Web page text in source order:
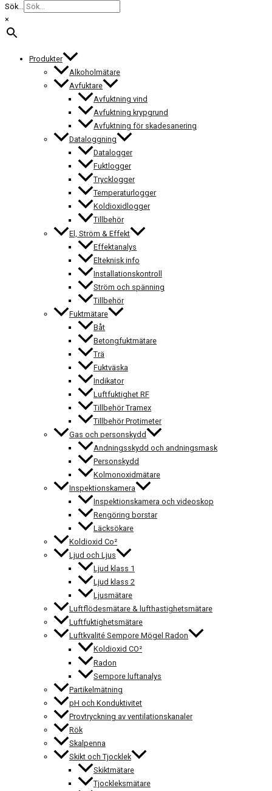
Sök...
×
Produkter
Alkoholmätare
Avfuktare
Avfuktning vind
Avfuktning krypgrund
Avfuktning för skadesanering
Dataloggning
Datalogger
Fuktlogger
Trycklogger
Temperaturlogger
Koldioxidlogger
Tillbehör
El, Ström & Effekt
Effektanalys
Elteknisk info
Installationskontroll
Ström och spänning
Tillbehör
Fuktmätare
Båt
Betongfuktmätare
Trä
Fuktväska
Indikator
Luftfuktighet RF
Tillbehör Tramex
Tillbehör Protimeter
Gas och personskydd
Andningsskydd och andningsmask
Personskydd
Kolmonoxidmätare
Inspektionskamera
Inspektionskamera och videoskop
Rengöring borstar
Läcksökare
Koldioxid Co²
Ljud och Ljus
Ljud klass 1
Ljud klass 2
Ljusmätare
Luftflödesmätare & lufthastighetsmätare
Luftfuktighetsmätare
Luftkvalité Sempore Mögel Radon
Koldioxid CO²
Radon
Sempore luftanalys
Partikelmätning
pH och Konduktivitet
Provtryckning av ventilationskanaler
Rök
Skalpenna
Skikt och Tjocklek
Skiktmätare
Tjockleksmätare